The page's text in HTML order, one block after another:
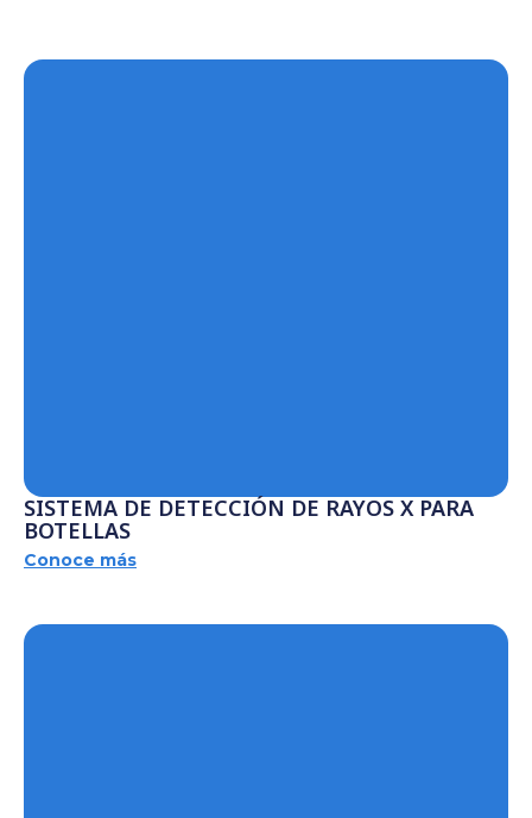
SISTEMA DE DETECCIÓN DE RAYOS X PARA
BOTELLAS
Conoce más